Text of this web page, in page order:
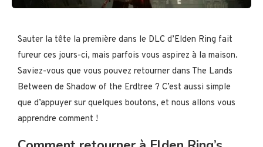
Sauter la tête la première dans le DLC d’Elden Ring fait
fureur ces jours-ci, mais parfois vous aspirez à la maison.
Saviez-vous que vous pouvez retourner dans The Lands
Between de Shadow of the Erdtree ? C’est aussi simple
que d’appuyer sur quelques boutons, et nous allons vous
apprendre comment !